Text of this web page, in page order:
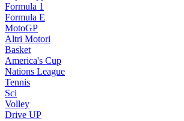
Formula 1
Formula E
MotoGP
Altri Motori
Basket
America's Cup
Nations League
Tennis
Sci
Volley
Drive UP